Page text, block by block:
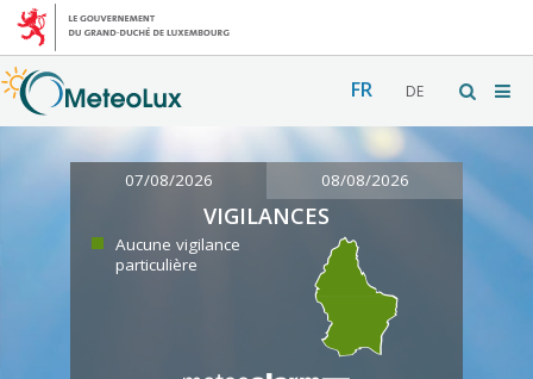
FR DE
07/08/2026 08/08/2026
VIGILANCES
Aucune vigilance
particulière